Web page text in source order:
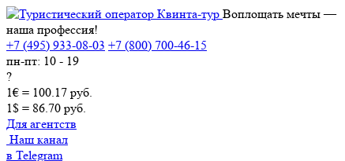
Воплощать мечты —
наша профессия!
+7 (495) 933-08-03 +7 (800) 700-46-15
пн-пт: 10 - 19
?
1€ = 100.17 руб.
1$ = 86.70 руб.
Для агентств
Наш канал
в Telegram